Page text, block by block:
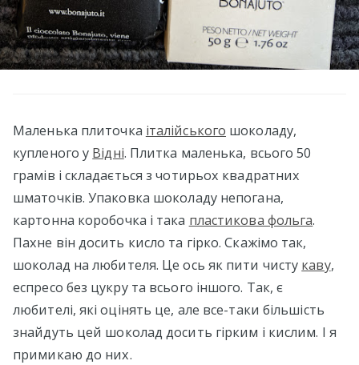
Маленька плиточка італійського шоколаду,
купленого у Відні. Плитка маленька, всього 50
грамів і складається з чотирьох квадратних
шматочків. Упаковка шоколаду непогана,
картонна коробочка і така пластикова фольга.
Пахне він досить кисло та гірко. Скажімо так,
шоколад на любителя. Це ось як пити чисту каву,
еспресо без цукру та всього іншого. Так, є
любителі, які оцінять це, але все-таки більшість
знайдуть цей шоколад досить гірким і кислим. І я
примикаю до них.